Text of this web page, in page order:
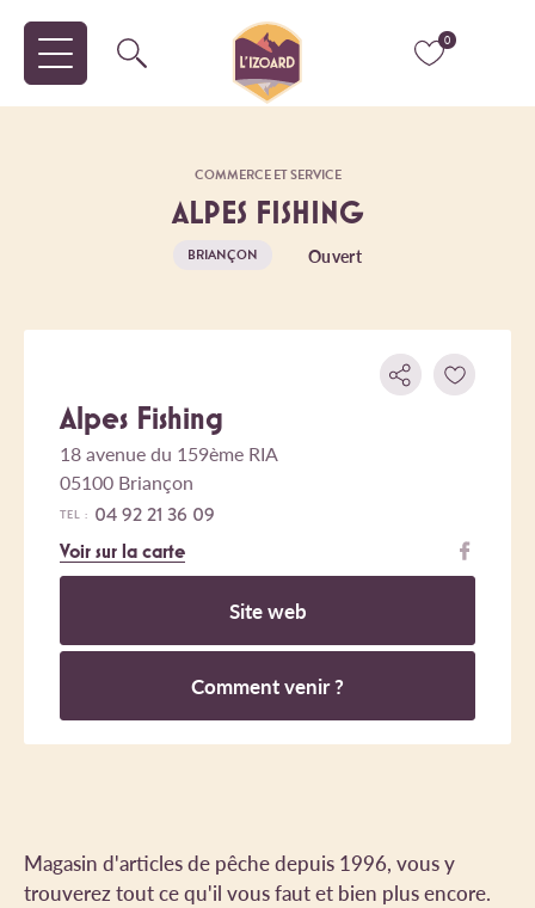
0
COMMERCE ET SERVICE
ALPES FISHING
BRIANÇON Ouvert
Magasin d'articles de pêche depuis 1996, vous y
trouverez tout ce qu'il vous faut et bien plus encore.
Alpes Fishing
18 avenue du 159ème RIA
05100 Briançon
TEL : 04 92 21 36 09
Voir sur la carte
Site web
Comment venir ?